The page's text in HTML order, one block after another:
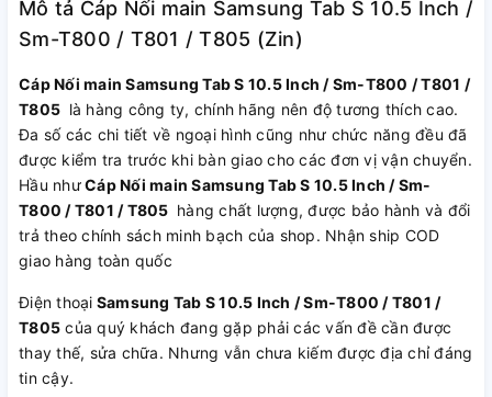
Mô tả Cáp Nối main Samsung Tab S 10.5 Inch /
Sm-T800 / T801 / T805 (Zin)
Cáp Nối main Samsung Tab S 10.5 Inch / Sm-T800 / T801 /
T805 là hàng công ty, chính hãng nên độ tương thích cao.
Đa số các chi tiết về ngoại hình cũng như chức năng đều đã
được kiểm tra trước khi bàn giao cho các đơn vị vận chuyển.
Hầu nhưCáp Nối main Samsung Tab S 10.5 Inch / Sm-
T800 / T801 / T805 hàng chất lượng, được bảo hành và đổi
trả theo chính sách minh bạch của shop. Nhận ship COD
giao hàng toàn quốc
Điện thoại Samsung Tab S 10.5 Inch / Sm-T800 / T801 /
T805 của quý khách đang gặp phải các vấn đề cần được
thay thế, sửa chữa. Nhưng vẫn chưa kiếm được địa chỉ đáng
tin cậy.